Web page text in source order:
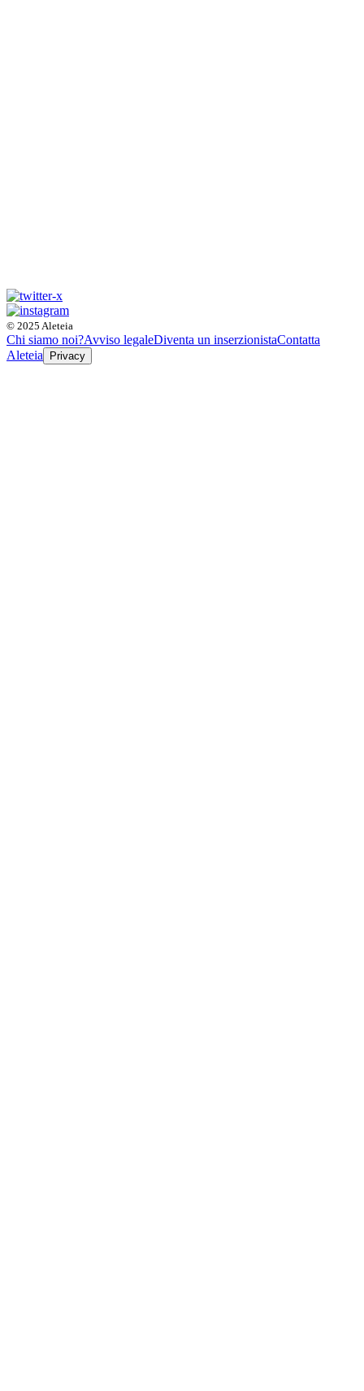
© 2025 Aleteia
Chi siamo noi?Avviso legaleDiventa un inserzionistaContatta
Aleteia
Privacy